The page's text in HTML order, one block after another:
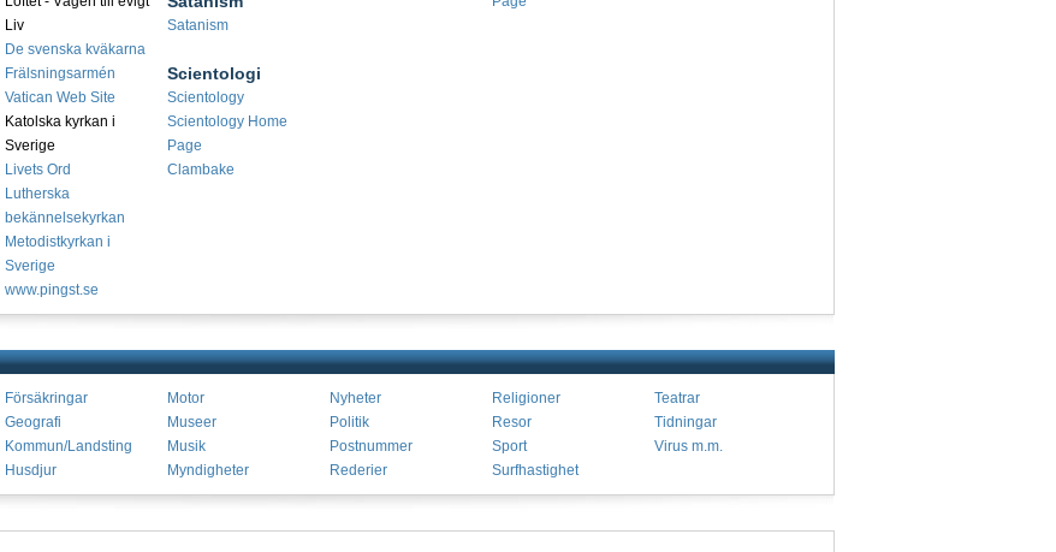
Liv
De svenska kväkarna
Frälsningsarmén
Vatican Web Site
Katolska kyrkan i
Sverige
Livets Ord
Lutherska
bekännelsekyrkan
Metodistkyrkan i
Sverige
www.pingst.se
Satanism
Scientologi
Scientology
Scientology Home
Page
Clambake
Försäkringar
Geografi
Kommun/Landsting
Husdjur
Motor
Museer
Musik
Myndigheter
Nyheter
Politik
Postnummer
Rederier
Religioner
Resor
Sport
Surfhastighet
Teatrar
Tidningar
Virus m.m.